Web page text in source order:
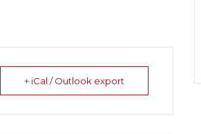
+ iCal / Outlook export